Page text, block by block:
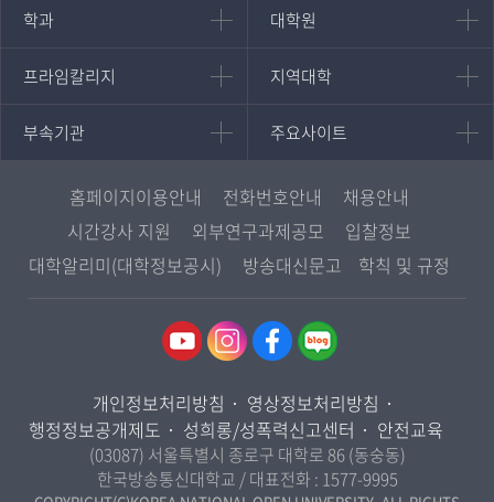
학과
인문과학대학
국어국문학과
영어영문학과
일본학과
사회과학대학
무역학과
미디어영상학과
도시콘텐츠·관광학과
대학원
대학원
대학원
경영대학원
프라임칼리지
프라임칼리지
학사학위과정
평생교육과정
지역대학
지역대학
지역대학 포털
서울지역대학
대구경북지역대학
인천지역대학
광주전남지역대학
울산지역대학
경기지역대학
강원지역대학
충북지역대학
전북지역대학
부속기관
부속기관
중앙도서관
원격교육혁신연구원
통합인문학연구소
디지털미디어센터
국제협력단
산학협력단
주요사이트
주요사이트
멘토링
진로심리상담
교육정보화본부
국립대학육성사업
홈페이지이용안내 전화번호안내
채용안내
시간강사 지원
외부연구과제공모
입찰정보
대학알리미(대학정보공시)
방송대신문고 학칙 및 규정
개인정보처리방침
영상정보처리방침
행정정보공개제도
성희롱/성폭력신고센터 안전교육
(03087) 서울특별시 종로구 대학로 86 (동숭동)
한국방송통신대학교 / 대표전화 : 1577-9995